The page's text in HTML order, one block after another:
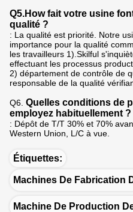
Q5.How fait votre usine
qualité ?
: La qualité est priorité. Notre
importance pour la qualité
les travailleurs 1).Skilful
effectuant les processus
2) département de contrôle de
responsable de la qualité
Q6. Quelles conditions de
employez habituellement ?
: Dépôt de T/T 30% et 70%
Western Union, L/C à vue.
Étiquettes:
Machines De Fabrication
Machine De Production